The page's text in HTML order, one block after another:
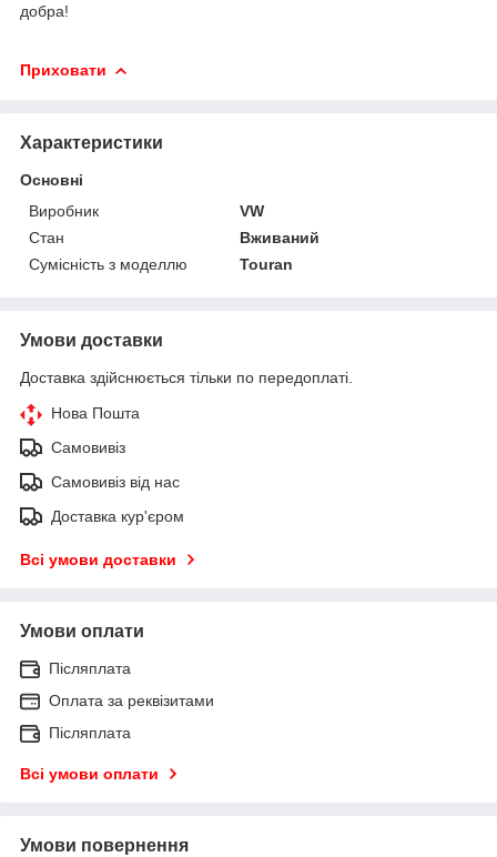
добра!
Приховати
Характеристики
Основні
Виробник
VW
Стан
Вживаний
Сумісність з моделлю
Touran
Умови доставки
Доставка здійснюється тільки по передоплаті.
Нова Пошта
Самовивіз
Самовивіз від нас
Доставка кур'єром
Всі умови доставки
Умови оплати
Післяплата
Оплата за реквізитами
Післяплата
Всі умови оплати
Умови повернення